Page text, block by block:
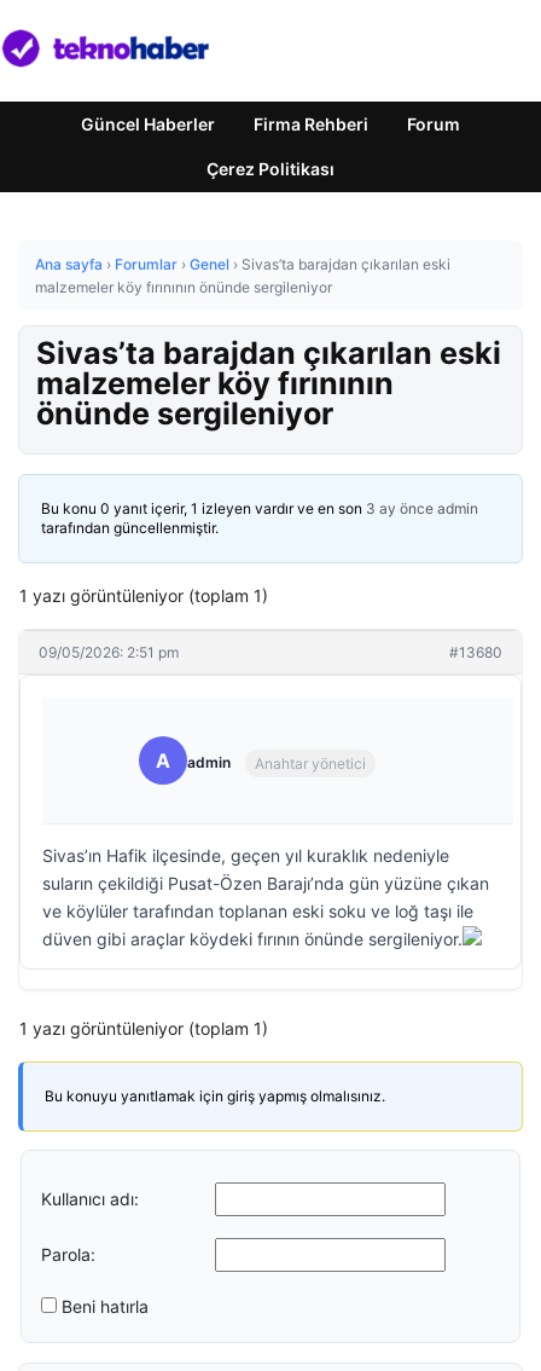
Güncel Haberler Firma Rehberi Forum
Çerez Politikası
Ana sayfa › Forumlar › Genel › Sivas’ta barajdan çıkarılan eski
malzemeler köy fırınının önünde sergileniyor
Sivas’ta barajdan çıkarılan eski
malzemeler köy fırınının
önünde sergileniyor
Bu konu 0 yanıt içerir, 1 izleyen vardır ve en son 3 ay önce admin
tarafından güncellenmiştir.
1 yazı görüntüleniyor (toplam 1)
09/05/2026: 2:51 pm #13680
A admin Anahtar yönetici
Sivas’ın Hafik ilçesinde, geçen yıl kuraklık nedeniyle
suların çekildiği Pusat-Özen Barajı’nda gün yüzüne çıkan
ve köylüler tarafından toplanan eski soku ve loğ taşı ile
düven gibi araçlar köydeki fırının önünde sergileniyor.
1 yazı görüntüleniyor (toplam 1)
Bu konuyu yanıtlamak için giriş yapmış olmalısınız.
Kullanıcı adı:
Parola:
Beni hatırla